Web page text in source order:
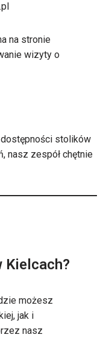
na stronie
wizyty o
stolików
nasz zespół chętnie
Kielcach?
możesz
jak i
nasz